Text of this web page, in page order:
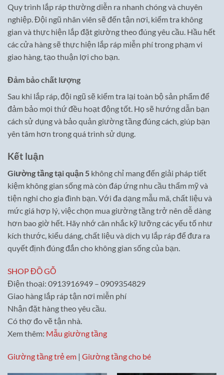
Quy trình lắp ráp thường diễn ra nhanh chóng và chuyên
nghiệp. Đội ngũ nhân viên sẽ đến tận nơi, kiểm tra không
gian và thực hiện lắp đặt giường theo đúng yêu cầu. Hầu hết
các cửa hàng sẽ thực hiện lắp ráp miễn phí trong phạm vi
giao hàng, tạo thuận lợi cho bạn.
Đảm bảo chất lượng
Sau khi lắp ráp, đội ngũ sẽ kiểm tra lại toàn bộ sản phẩm để
đảm bảo mọi thứ đều hoạt động tốt. Họ sẽ hướng dẫn bạn
cách sử dụng và bảo quản giường tầng đúng cách, giúp bạn
yên tâm hơn trong quá trình sử dụng.
Kết luận
Giường tầng tại quận 5 không chỉ mang đến giải pháp tiết
kiệm không gian sống mà còn đáp ứng nhu cầu thẩm mỹ và
tiện nghi cho gia đình bạn. Với đa dạng mẫu mã, chất liệu và
mức giá hợp lý, việc chọn mua giường tầng trở nên dễ dàng
hơn bao giờ hết. Hãy nhớ cân nhắc kỹ lưỡng các yếu tố như
kích thước, kiểu dáng, chất liệu và dịch vụ lắp ráp để đưa ra
quyết định đúng đắn cho không gian sống của bạn.
SHOP ĐỒ GỖ
Điện thoại: 0913916949 – 0909354829
Giao hàng lắp ráp tận nơi miễn phí
Nhận đặt hàng theo yêu cầu.
Có thợ đo vẽ tận nhà.
Xem thêm: Mẫu giường tầng
Giường tầng trẻ em | Giường tầng cho bé